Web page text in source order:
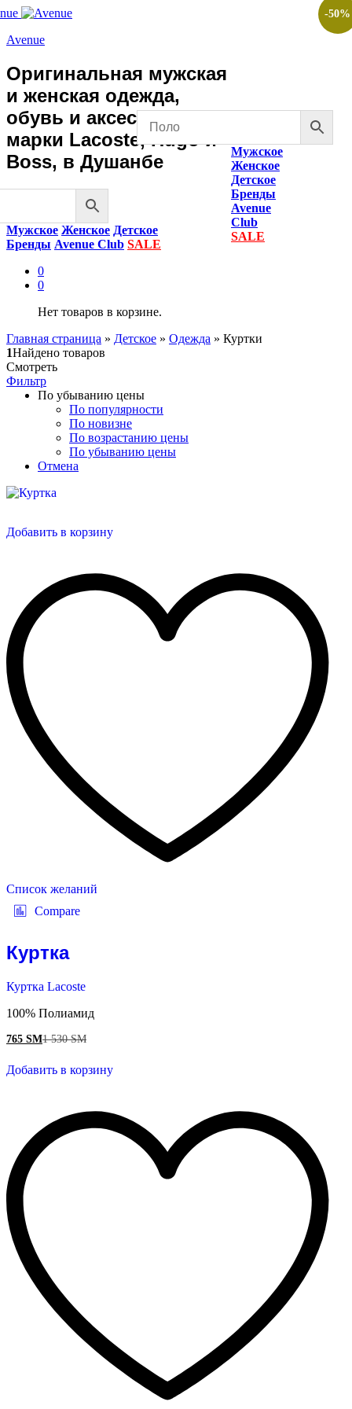
Avenue
Оригинальная мужская
и женская одежда,
обувь и аксессуары
марки Lacoste, Hugo и
Boss, в Душанбе
Мужское Женское Детское
Бренды Avenue Club SALE
0
0
Нет товаров в корзине.
Мужское
Женское
Детское
Бренды
Avenue
Club
SALE
Главная страница » Детское » Одежда » Куртки
1Найдено товаров
Смотреть
Фильтр
По убыванию цены
По популярности
По новизне
По возрастанию цены
По убыванию цены
Отмена
-50%
Добавить в корзину
Список желаний
Compare
Куртка
Куртка Lacoste
100% Полиамид
765 ЅМ1 530ЅМ
Добавить в корзину